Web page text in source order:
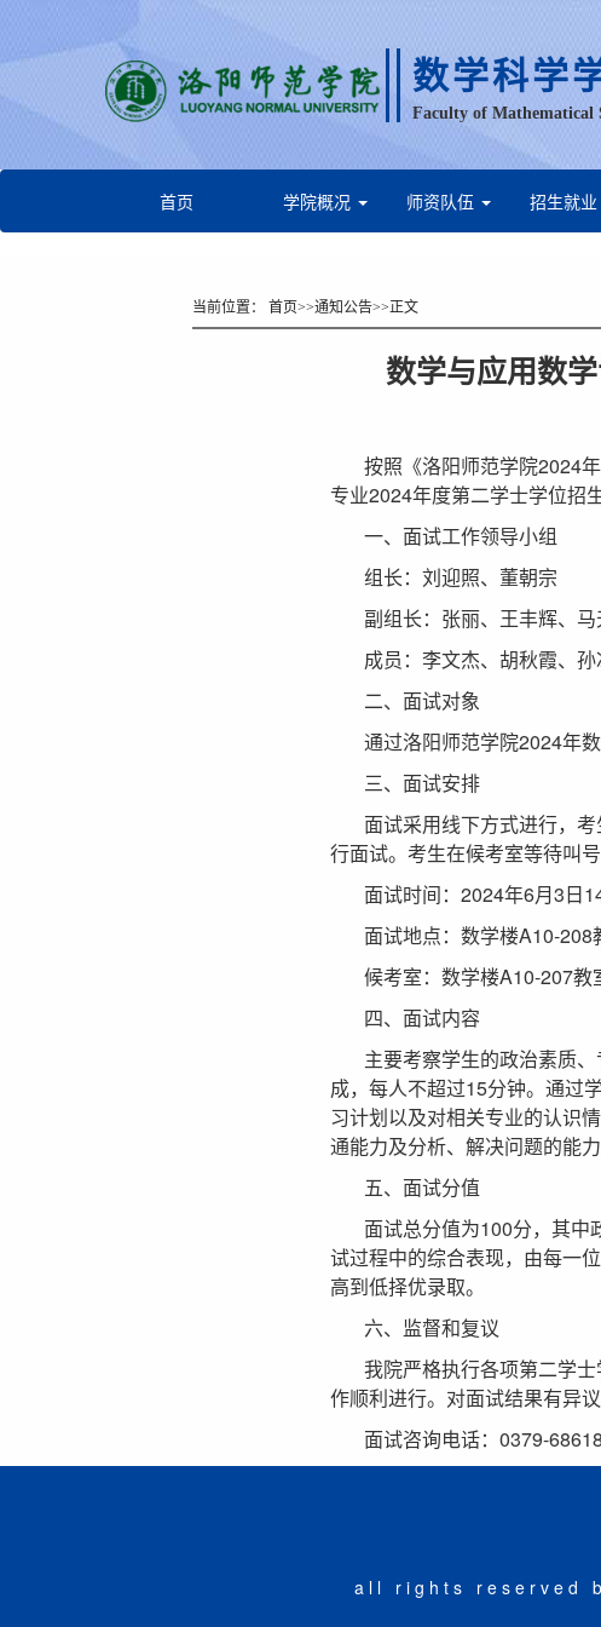
数学科学
Faculty of Mathematical
首页 学院概况 师资队伍 招生就业
当前位置： 首页>>通知公告>>正文
数学与应用数
按照《洛阳师范学院2024
专业2024年度第二学士学位招
一、面试工作领导小组
组长：刘迎照、董朝宗
副组长：张丽、王丰辉、马
成员：李文杰、胡秋霞、
二、面试对象
通过洛阳师范学院2024年
三、面试安排
面试采用线下方式进行，
行面试。考生在候考室等待叫号
面试时间：2024年6月3日
面试地点：数学楼A10-208
候考室：数学楼A10-207教
四、面试内容
主要考察学生的政治素质
成，每人不超过15分钟。通过
习计划以及对相关专业的认识
通能力及分析、解决问题的能力
五、面试分值
面试总分值为100分，其中
试过程中的综合表现，由每一
高到低择优录取。
六、监督和复议
我院严格执行各项第二学
作顺利进行。对面试结果有异
面试咨询电话：0379-
all rights reserved by